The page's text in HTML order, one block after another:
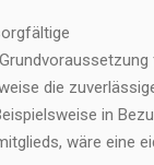
die
in
wäre eine